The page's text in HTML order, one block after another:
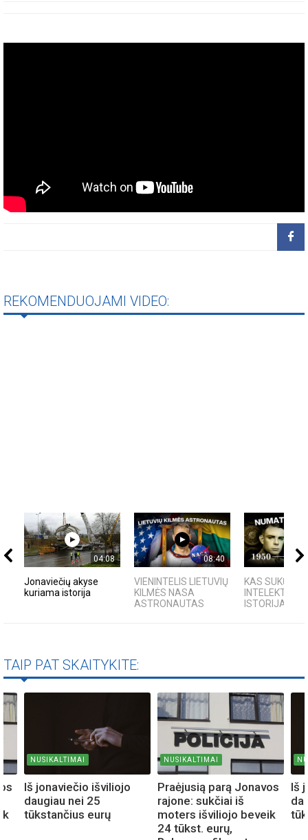
REKOMENDUOJAMI VIDEO:
04:08
Jonaviečių akyse
kuriama istorija
08:40
VIENINTELIS LIETUVIŲ
KILMĖS NASA
ASTRONAUTAS
KAS SUKŪRĖ
INTELEKTĄ?
ISTORIJA IR
TAIP PAT SKAITYKITE:
NUSIKALTIMAI
Iš jonaviečio išviliojo
daugiau nei 25
tūkstančius eurų
NUSIKALTIMAI
Praėjusią parą Jonavos
rajone: sukčiai iš
moters išviliojo beveik
24 tūkst. eurų,
Iš